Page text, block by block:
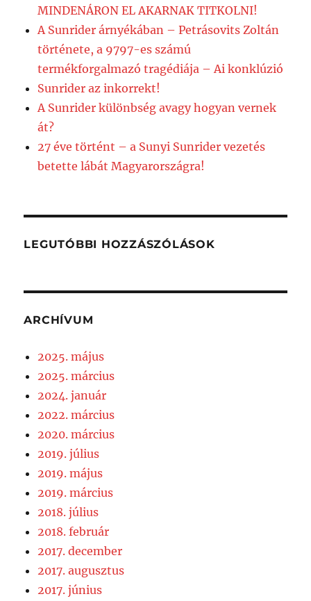
MINDENÁRON EL AKARNAK TITKOLNI!
A Sunrider árnyékában – Petrásovits Zoltán
története, a 9797-es számú
termékforgalmazó tragédiája – Ai konklúzió
Sunrider az inkorrekt!
A Sunrider különbség avagy hogyan vernek
át?
27 éve történt – a Sunyi Sunrider vezetés
betette lábát Magyarországra!
LEGUTÓBBI HOZZÁSZÓLÁSOK
ARCHÍVUM
2025. május
2025. március
2024. január
2022. március
2020. március
2019. július
2019. május
2019. március
2018. július
2018. február
2017. december
2017. augusztus
2017. június